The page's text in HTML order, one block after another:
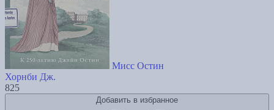
Мисс Остин
Хорнби Дж.
825
Добавить в избранное